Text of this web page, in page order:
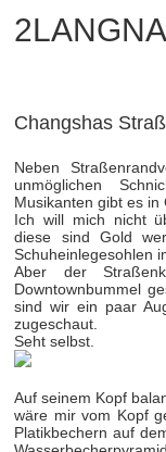
Changshas
Neben
unmöglichen
Musikanten gibt es in
Ich will mich nicht
diese sind Gold
Schuheinlegesohlen
Aber der
Downtownbummel
sind wir ein paar
zugeschaut.
Seht selbst.
Auf seinem Kopf
wäre mir vom Kopf
Platikbechern auf